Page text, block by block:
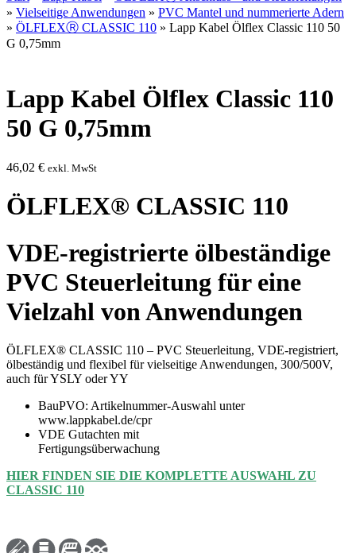
» Vielseitige Anwendungen » PVC Mantel und nummerierte Adern
» ÖLFLEXⓇ CLASSIC 110 » Lapp Kabel Ölflex Classic 110 50
G 0,75mm
Lapp Kabel Ölflex Classic 110
50 G 0,75mm
46,02 € exkl. MwSt
ÖLFLEX® CLASSIC 110
VDE-registrierte ölbeständige
PVC Steuerleitung für eine
Vielzahl von Anwendungen
ÖLFLEX® CLASSIC 110 – PVC Steuerleitung, VDE-registriert,
ölbeständig und flexibel für vielseitige Anwendungen, 300/500V,
auch für YSLY oder YY
BauPVO: Artikelnummer-Auswahl unter
www.lappkabel.de/cpr
VDE Gutachten mit
Fertigungsüberwachung
HIER FINDEN SIE DIE KOMPLETTE AUSWAHL ZU
CLASSIC 110